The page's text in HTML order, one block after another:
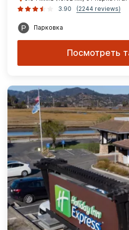
3.90
(2244 reviews)
Парковка
Посмотреть